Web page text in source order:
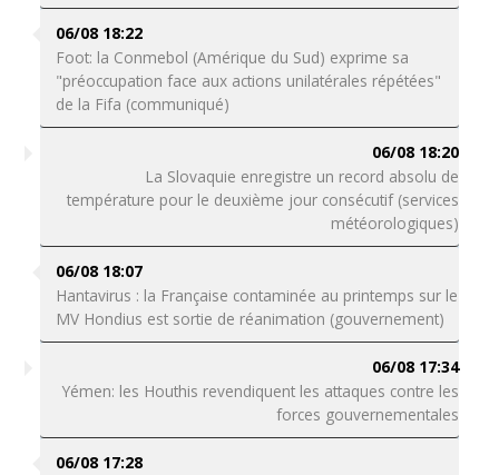
06/08 18:22
Foot: la Conmebol (Amérique du Sud) exprime sa
"préoccupation face aux actions unilatérales répétées"
de la Fifa (communiqué)
06/08 18:20
La Slovaquie enregistre un record absolu de
température pour le deuxième jour consécutif (services
météorologiques)
06/08 18:07
Hantavirus : la Française contaminée au printemps sur le
MV Hondius est sortie de réanimation (gouvernement)
06/08 17:34
Yémen: les Houthis revendiquent les attaques contre les
forces gouvernementales
06/08 17:28